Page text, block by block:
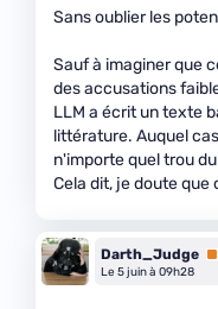
Sans oublier les
Sauf à imaginer que
des accusations
LLM a écrit un texte
littérature. Auquel
n'importe quel trou
Cela dit, je doute que
Darth_Judge
Le 5 juin à 09h28